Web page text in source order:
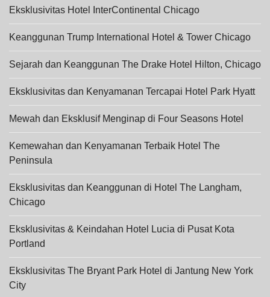
Eksklusivitas Hotel InterContinental Chicago
Keanggunan Trump International Hotel & Tower Chicago
Sejarah dan Keanggunan The Drake Hotel Hilton, Chicago
Eksklusivitas dan Kenyamanan Tercapai Hotel Park Hyatt
Mewah dan Eksklusif Menginap di Four Seasons Hotel
Kemewahan dan Kenyamanan Terbaik Hotel The
Peninsula
Eksklusivitas dan Keanggunan di Hotel The Langham,
Chicago
Eksklusivitas & Keindahan Hotel Lucia di Pusat Kota
Portland
Eksklusivitas The Bryant Park Hotel di Jantung New York
City